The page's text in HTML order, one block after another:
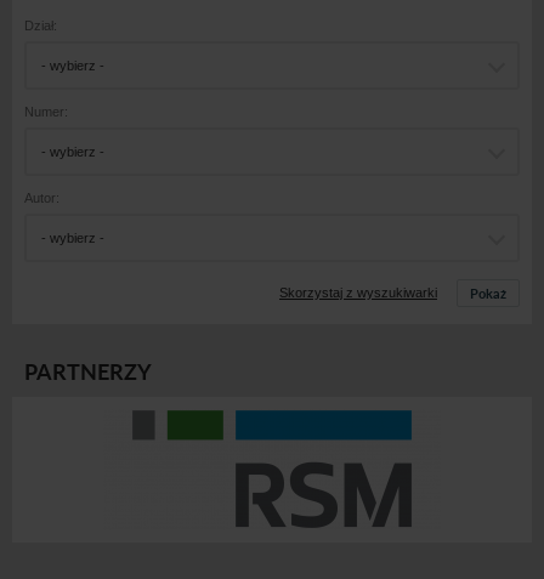
Dział:
- wybierz -
Numer:
- wybierz -
Autor:
- wybierz -
Skorzystaj z wyszukiwarki Pokaż
PARTNERZY